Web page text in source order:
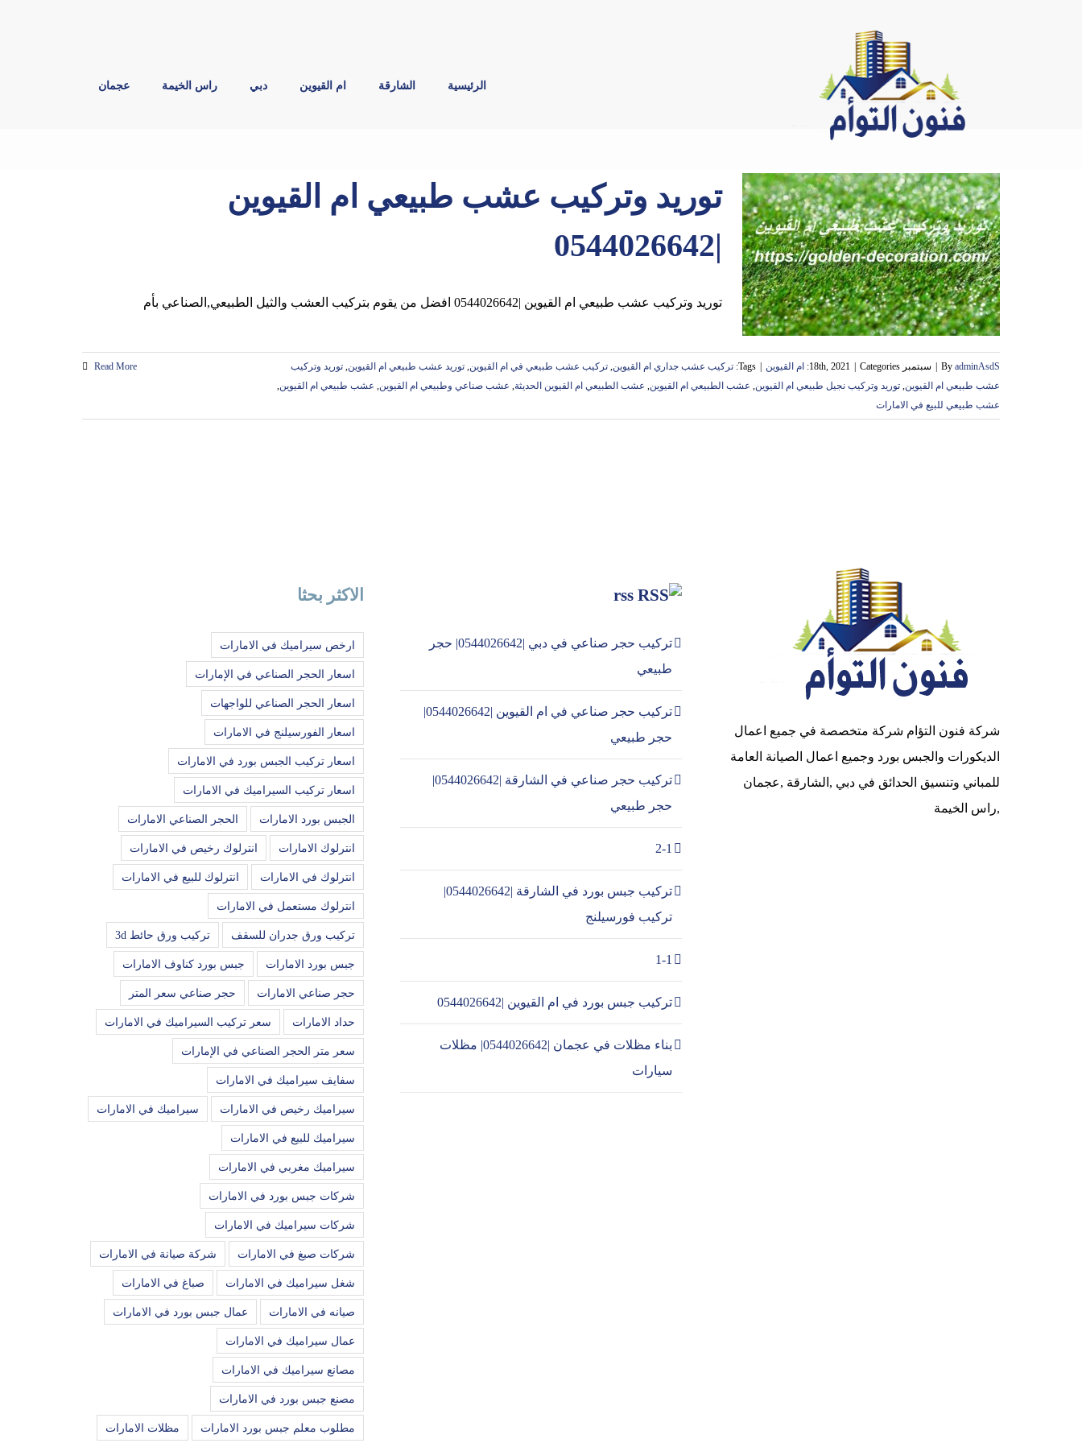
الرئيسية الشارقة ام القيوين دبي راس الخيمة عجمان
توريد وتركيب عشب طبيعي ام القيوين
|0544026642
توريد وتركيب عشب طبيعي ام القيوين |0544026642 افضل من يقوم بتركيب العشب والثيل الطبيعي,الصناعي بأم
By adminAsdS سبتمبر 18th, 2021 Categories: ام القيوين Tags: تركيب عشب جداري ام القيوين, تركيب عشب طبيعي في ام القيوين, توريد عشب طبيعي ام القيوين, توريد وتركيب
عشب طبيعي ام القيوين, توريد وتركيب نجيل طبيعي ام القيوين, عشب الطبيعي ام القيوين, عشب الطبيعي ام القيوين الحديثة, عشب صناعي وطبيعي ام القيوين, عشب طبيعي ام القيوين,
عشب طبيعي للبيع في الامارات
Read More
شركة فنون التؤام شركة متخصصة في جميع اعمال
الديكورات والجبس بورد وجميع اعمال الصيانة العامة
للمباني وتنسيق الحدائق في دبي ,الشارقة ,عجمان
,راس الخيمة
rss
تركيب حجر صناعي في دبي |0544026642| حجر
طبيعي
تركيب حجر صناعي في ام القيوين |0544026642|
حجر طبيعي
تركيب حجر صناعي في الشارقة |0544026642|
حجر طبيعي
2-1
تركيب جبس بورد في الشارقة |0544026642|
تركيب فورسيلنج
1-1
تركيب جبس بورد في ام القيوين |0544026642
بناء مظلات في عجمان |0544026642| مظلات
سيارات
الاكثر بحثا
ارخص سيراميك في الامارات
اسعار الحجر الصناعي في الإمارات
اسعار الحجر الصناعي للواجهات
اسعار الفورسيلنج في الامارات
اسعار تركيب الجبس بورد في الامارات
اسعار تركيب السيراميك في الامارات
الجبس بورد الامارات الحجر الصناعي الامارات
انترلوك الامارات انترلوك رخيص في الامارات
انترلوك في الامارات انترلوك للبيع في الامارات
انترلوك مستعمل في الامارات
تركيب ورق جدران للسقف تركيب ورق حائط 3d
جبس بورد الامارات جبس بورد كناوف الامارات
حجر صناعي الامارات حجر صناعي سعر المتر
حداد الامارات سعر تركيب السيراميك في الامارات
سعر متر الحجر الصناعي في الإمارات
سفايف سيراميك في الامارات
سيراميك رخيص في الامارات سيراميك في الامارات
سيراميك للبيع في الامارات
سيراميك مغربي في الامارات
شركات جبس بورد في الامارات
شركات سيراميك في الامارات
شركات صبغ في الامارات شركة صيانة في الامارات
شغل سيراميك في الامارات صباغ في الامارات
صيانه في الامارات عمال جبس بورد في الامارات
عمال سيراميك في الامارات
مصانع سيراميك في الامارات
مصنع جبس بورد في الامارات
مطلوب معلم جبس بورد الامارات مظلات الامارات